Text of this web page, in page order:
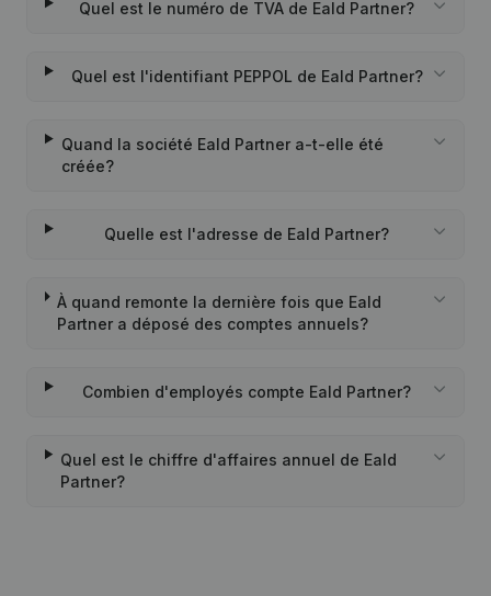
Quel est le numéro de TVA de Eald Partner?
Quel est l'identifiant PEPPOL de Eald Partner?
Quand la société Eald Partner a-t-elle été
créée?
Quelle est l'adresse de Eald Partner?
À quand remonte la dernière fois que Eald
Partner a déposé des comptes annuels?
Combien d'employés compte Eald Partner?
Quel est le chiffre d'affaires annuel de Eald
Partner?